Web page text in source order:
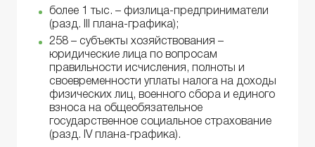
более 1 тыс. – физлица-предприниматели
(разд. ІІІ плана-графика);
258 – субъекты хозяйствования –
юридические лица по вопросам
правильности исчисления, полноты и
своевременности уплаты налога на доходы
физических лиц, военного сбора и единого
взноса на общеобязательное
государственное социальное страхование
(разд. ІV плана-графика).